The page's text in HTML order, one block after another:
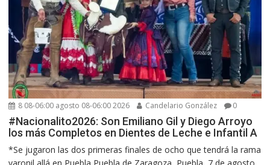
8 08-06:00 agosto 08-06:00 2026 Candelario González 0
#Nacionalito2026: Son Emiliano Gil y Diego Arroyo
los más Completos en Dientes de Leche e Infantil A
*Se jugaron las dos primeras finales de ocho que tendrá la rama